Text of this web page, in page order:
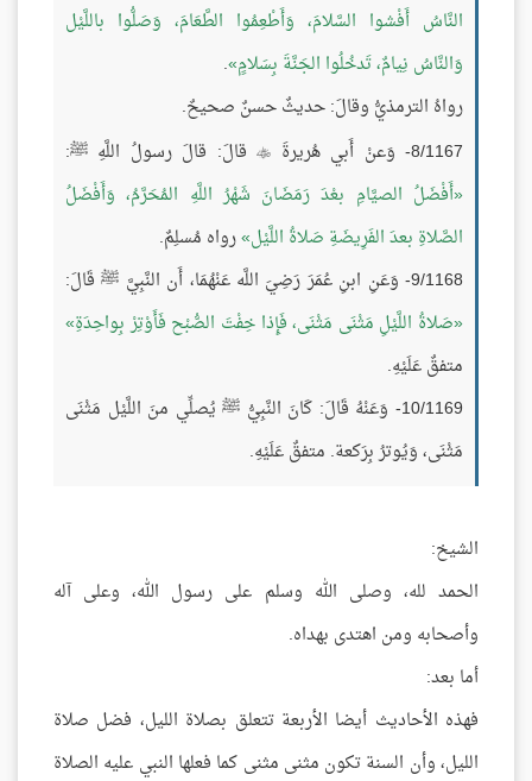
النَّاسُ أَفْشوا السَّلامَ، وَأَطْعِمُوا الطَّعَامَ، وَصَلُّوا باللَّيْل
وَالنَّاسُ نِيامٌ، تَدخُلُوا الجَنَّةَ بِسَلامٍ .
رواهُ الترمذيُّ وقالَ: حديثٌ حسنٌ صحيحٌ.
8/1167- وَعنْ أَبي هُريرةَ
قالَ: قالَ رسولُ اللَّهِ ﷺ:
أَفْضَلُ الصيَّامِ بعْدَ رَمَضَانَ شَهْرُ اللَّهِ المُحَرَّمُ، وَأَفْضَلُ
الصَّلاةِ بعدَ الفَرِيضَةِ صَلاةُ اللَّيْل رواه مُسلِمٌ.
9/1168- وَعَنِ ابنِ عُمَرَ رَضِيَ اللَّه عَنْهُمَا، أَن النَّبِيَّ ﷺ قَالَ:
صَلاةُ اللَّيْلِ مَثْنَى مَثْنَى، فَإِذا خِفْتَ الصُّبْح فَأَوْتِرْ بِواحِدَةِ
متفقٌ عَلَيْهِ.
10/1169- وَعَنْهُ قَالَ: كَانَ النَّبِيُّ ﷺ يُصلِّي منَ اللَّيْل مَثْنَى
مَثْنَى، وَيُوترُ بِرَكعة. متفقٌ عَلَيْهِ.
الشيخ:
الحمد لله، وصلى الله وسلم على رسول الله، وعلى آله
وأصحابه ومن اهتدى بهداه.
أما بعد:
فهذه الأحاديث أيضا الأربعة تتعلق بصلاة الليل، فضل صلاة
الليل، وأن السنة تكون مثنى مثنى كما فعلها النبي عليه الصلاة